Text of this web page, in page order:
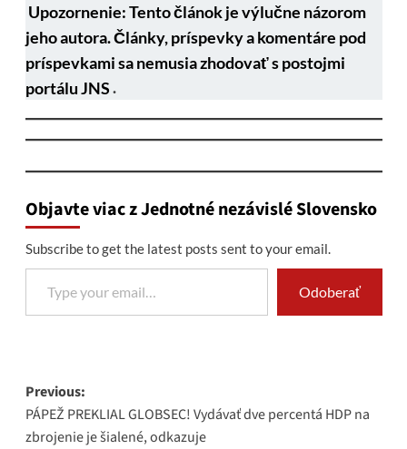
Upozornenie: Tento článok je výlučne názorom
jeho autora. Články, príspevky a komentáre pod
príspevkami sa nemusia zhodovať s postojmi
portálu JNS.
Objavte viac z Jednotné nezávislé Slovensko
Subscribe to get the latest posts sent to your email.
Type your email…
Odoberať
Post
navigation
Previous:
PÁPEŽ PREKLIAL GLOBSEC! Vydávať dve percentá HDP na
zbrojenie je šialené, odkazuje